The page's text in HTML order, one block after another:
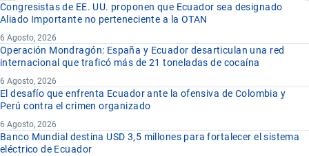
Congresistas de EE. UU. proponen que Ecuador sea designado
Aliado Importante no perteneciente a la OTAN
6 Agosto, 2026
Operación Mondragón: España y Ecuador desarticulan una red
internacional que traficó más de 21 toneladas de cocaína
6 Agosto, 2026
El desafío que enfrenta Ecuador ante la ofensiva de Colombia y
Perú contra el crimen organizado
6 Agosto, 2026
Banco Mundial destina USD 3,5 millones para fortalecer el sistema
eléctrico de Ecuador